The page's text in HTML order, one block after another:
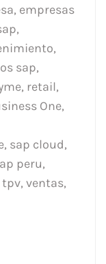
, empresas
,
,
sap,
, retail,
One,
, sap cloud,
peru,
tpv, ventas,